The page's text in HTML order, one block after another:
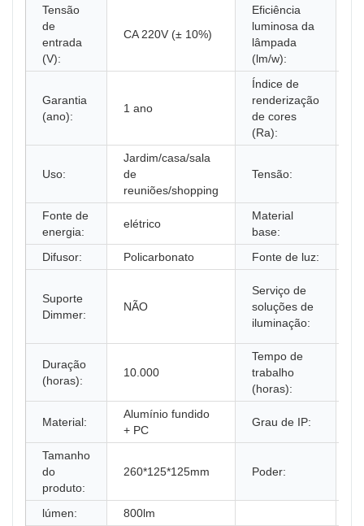
Tensão
de
entrada
(V):
CA 220V (± 10%)
Eficiência
luminosa da
lâmpada
(lm/w):
Garantia
(ano):
1 ano
Índice de
renderização
de cores
(Ra):
Uso:
Jardim/casa/sala
de
reuniões/shopping
Tensão:
Fonte de
energia:
elétrico
Material
base:
Difusor: Policarbonato Fonte de luz:
Suporte
Dimmer:
NÃO
Serviço de
soluções de
iluminação:
Duração
(horas):
10.000
Tempo de
trabalho
(horas):
Material:
Alumínio fundido
+ PC
Grau de IP:
Tamanho
do
produto:
260*125*125mm Poder:
lúmen: 800lm